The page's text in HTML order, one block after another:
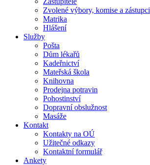
Zvolené výbory, komise a zástupci
Matrika
Hlášení
Služby
Pošta
Dům lékařů
Kadeřnictví
Mateřská škola
Knihovna
Prodejna potravin
Pohostinství
Dopravní obslužnost
Masáže
Kontakt
Kontakty na OÚ
Užitečné odkazy
Kontaktní formulář
Ankety